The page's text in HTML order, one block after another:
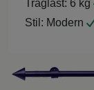
Traglast: 6 kg
Stil: Modern